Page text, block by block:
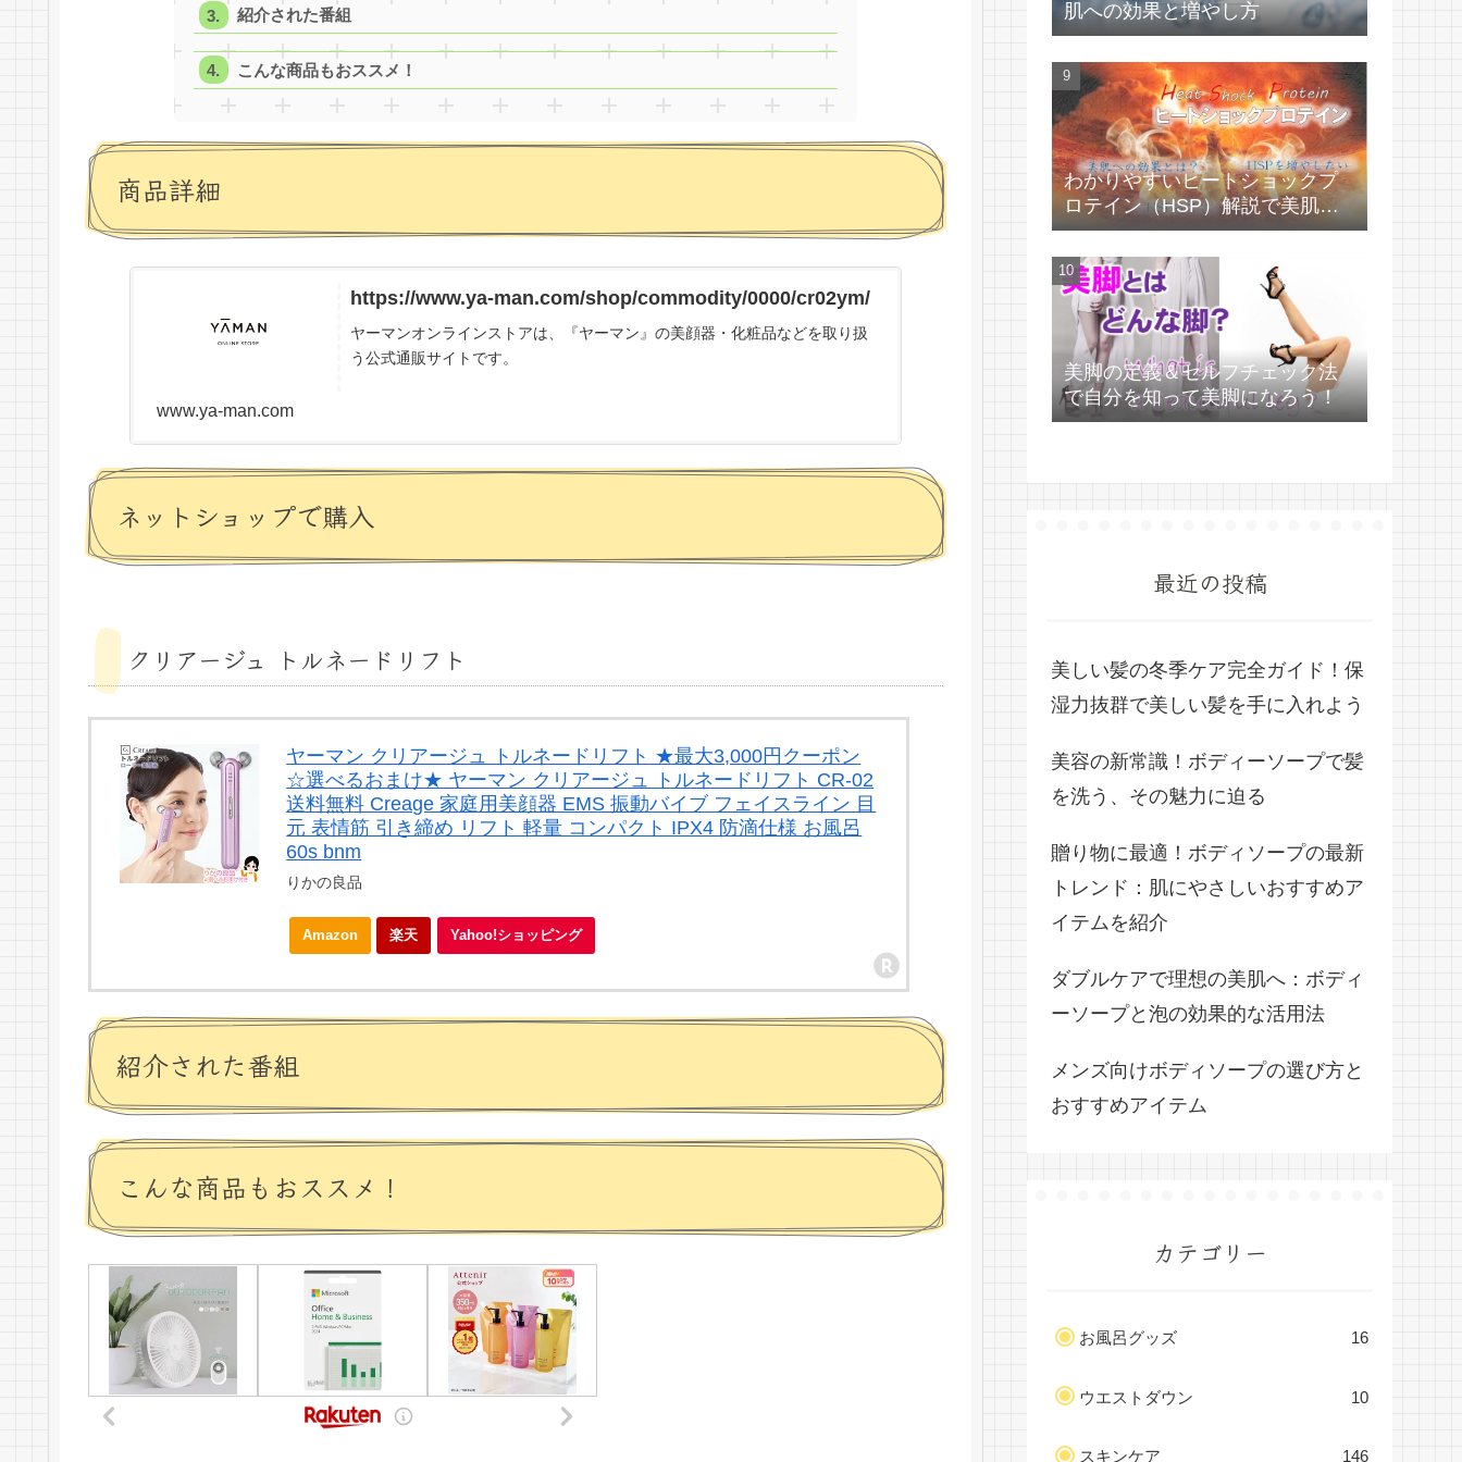
紹介された番組
こんな商品もおススメ！
商品詳細
https://www.ya-man.com/shop/commodity/0000/cr02ym/
ヤーマンオンラインストアは、『ヤーマン』の美顔器・化粧品などを取り扱
う公式通販サイトです。
www.ya-man.com
ネットショップで購入
クリアージュ トルネードリフト
ヤーマン クリアージュ トルネードリフト ★最大3,000円クーポン
☆選べるおまけ★ ヤーマン クリアージュ トルネードリフト CR-02
送料無料 Creage 家庭用美顔器 EMS 振動バイブ フェイスライン 目
元 表情筋 引き締め リフト 軽量 コンパクト IPX4 防滴仕様 お風呂
60s bnm
りかの良品
Amazon 楽天 Yahoo!ショッピング
紹介された番組
こんな商品もおススメ！
肌への効果と増やし方
わかりやすいヒートショックプ
ロテイン（HSP）解説で美肌づ
くり！
美脚の定義＆セルフチェック法
で自分を知って美脚になろう！
最近の投稿
美しい髪の冬季ケア完全ガイド！保
湿力抜群で美しい髪を手に入れよう
美容の新常識！ボディーソープで髪
を洗う、その魅力に迫る
贈り物に最適！ボディソープの最新
トレンド：肌にやさしいおすすめア
イテムを紹介
ダブルケアで理想の美肌へ：ボディ
ーソープと泡の効果的な活用法
メンズ向けボディソープの選び方と
おすすめアイテム
カテゴリー
お風呂グッズ 16
ウエストダウン 10
スキンケア 146